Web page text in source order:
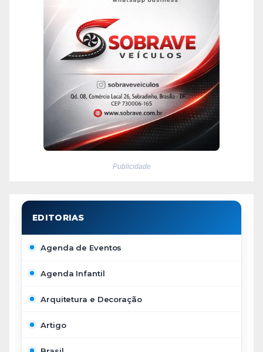
Publicidade
Agenda de Eventos
Agenda Infantil
Arquitetura e Decoração
Artigo